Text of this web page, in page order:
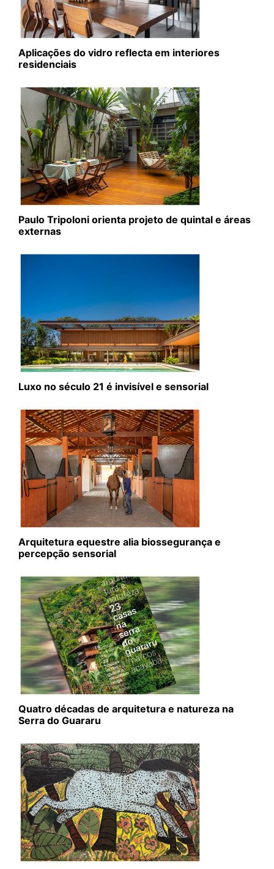
Aplicações do vidro reflecta em interiores
residenciais
Paulo Tripoloni orienta projeto de quintal e áreas
externas
Luxo no século 21 é invisível e sensorial
Arquitetura equestre alia biossegurança e
percepção sensorial
Quatro décadas de arquitetura e natureza na
Serra do Guararu